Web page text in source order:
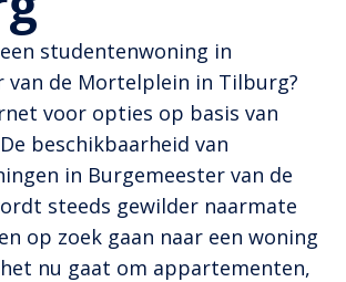
studentenwoning in
van de Mortelplein in Tilburg?
voor opties op basis van
beschikbaarheid van
in Burgemeester van de
steeds gewilder naarmate
op zoek gaan naar een woning
nu gaat om appartementen,